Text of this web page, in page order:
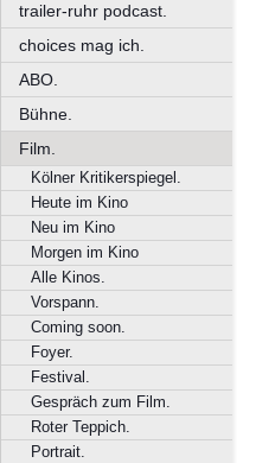
trailer-ruhr podcast.
choices mag ich.
ABO.
Bühne.
Film.
Kölner Kritikerspiegel.
Heute im Kino
Neu im Kino
Morgen im Kino
Alle Kinos.
Vorspann.
Coming soon.
Foyer.
Festival.
Gespräch zum Film.
Roter Teppich.
Portrait.